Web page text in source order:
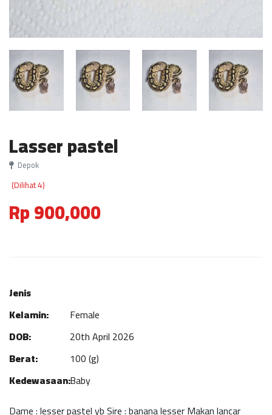
Lasser pastel
Depok
(Dilihat 4)
Rp 900,000
Jenis
Kelamin:
Female
DOB:
20th April 2026
Berat:
100 (g)
Kedewasaan:Baby
Dame : lesser pastel yb Sire : banana lesser Makan lancar